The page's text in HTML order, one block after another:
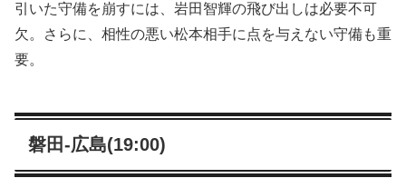
引いた守備を崩すには、岩田智輝の飛び出しは必要不可
欠。さらに、相性の悪い松本相手に点を与えない守備も重
要。
磐田-広島(19:00)